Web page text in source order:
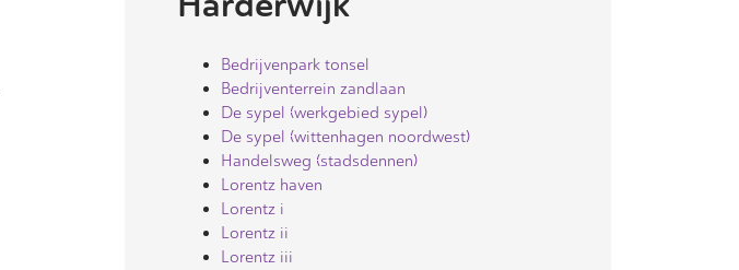
Bedrijvenpark tonsel
Bedrijventerrein zandlaan
De sypel (werkgebied sypel)
De sypel (wittenhagen noordwest)
Handelsweg (stadsdennen)
Lorentz haven
Lorentz i
Lorentz ii
Lorentz iii